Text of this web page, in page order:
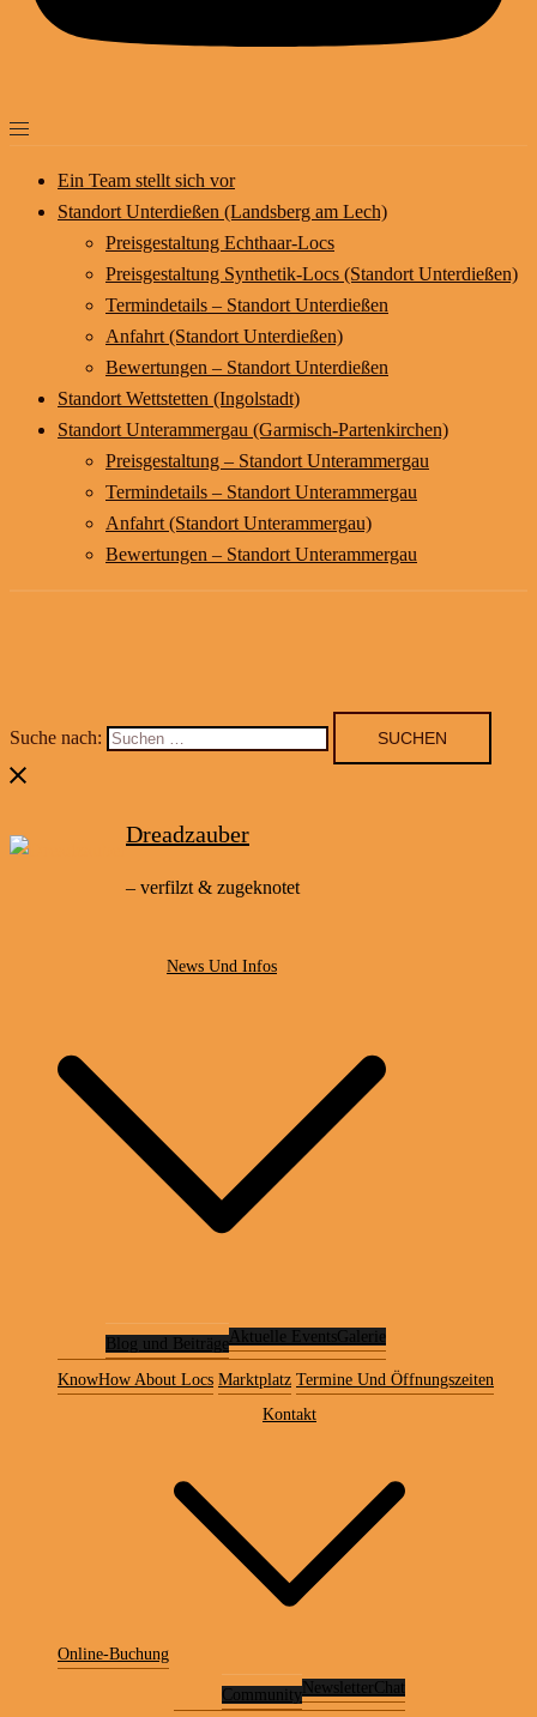
Ein Team stellt sich vor
Standort Unterdießen (Landsberg am Lech)
Preisgestaltung Echthaar-Locs
Preisgestaltung Synthetik-Locs (Standort Unterdießen)
Termindetails – Standort Unterdießen
Anfahrt (Standort Unterdießen)
Bewertungen – Standort Unterdießen
Standort Wettstetten (Ingolstadt)
Standort Unterammergau (Garmisch-Partenkirchen)
Preisgestaltung – Standort Unterammergau
Termindetails – Standort Unterammergau
Anfahrt (Standort Unterammergau)
Bewertungen – Standort Unterammergau
Suche nach:
Dreadzauber
– verfilzt & zugeknotet
News Und Infos
Blog und Beiträge Aktuelle EventsGalerie
KnowHow About Locs Marktplatz Termine Und Öffnungszeiten
Online-Buchung
Kontakt
Community Newsletter Chat